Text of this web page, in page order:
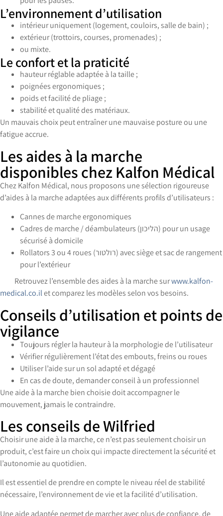
L’environnement d’utilisation
intérieur uniquement (logement, couloirs, salle de bain) ;
extérieur (trottoirs, courses, promenades) ;
ou mixte.
Le confort et la praticité
hauteur réglable adaptée à la taille ;
poignées ergonomiques ;
poids et facilité de pliage ;
stabilité et qualité des matériaux.
Un mauvais choix peut entraîner une mauvaise posture ou une
fatigue accrue.
Les aides à la marche
disponibles chez Kalfon Médical
Chez Kalfon Médical, nous proposons une sélection rigoureuse
d’aides à la marche adaptées aux différents profils d’utilisateurs :
Cannes de marche ergonomiques
Cadres de marche / déambulateurs (הליכון) pour un usage
sécurisé à domicile
Rollators 3 ou 4 roues (רולטור) avec siège et sac de rangement
pour l’extérieur
Retrouvez l’ensemble des aides à la marche surwww.kalfon-
medical.co.ilet comparez les modèles selon vos besoins.
Conseils d’utilisation et points de
vigilance
Toujours régler la hauteur à la morphologie de l’utilisateur
Vérifier régulièrement l’état des embouts, freins ou roues
Utiliser l’aide sur un sol adapté et dégagé
En cas de doute, demander conseil à un professionnel
Une aide à la marche bien choisie doit accompagner le
mouvement, jamais le contraindre.
Les conseils de Wilfried
Choisir une aide à la marche, ce n’est pas seulement choisir un
produit, c’est faire un choix qui impacte directement la sécurité et
l’autonomie au quotidien.
Il est essentiel de prendre en compte le niveau réel de stabilité
nécessaire, l’environnement de vie et la facilité d’utilisation.
Une aide adaptée permet de marcher avec plus de confiance, de